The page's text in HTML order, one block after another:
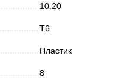
10.20
T6
Пластик
8